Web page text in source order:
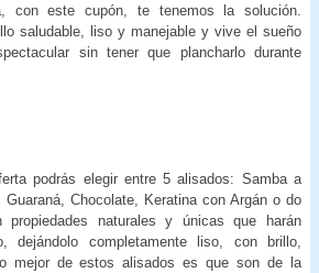
con este cupón, te tenemos la solución.
saludable, liso y manejable y vive el sueño
sin tener que plancharlo durante
podrás elegir entre 5 alisados: Samba a
Chocolate, Keratina con Argán o do
propiedades naturales y únicas que harán
dejándolo completamente liso, con brillo,
mejor de estos alisados es que son de la